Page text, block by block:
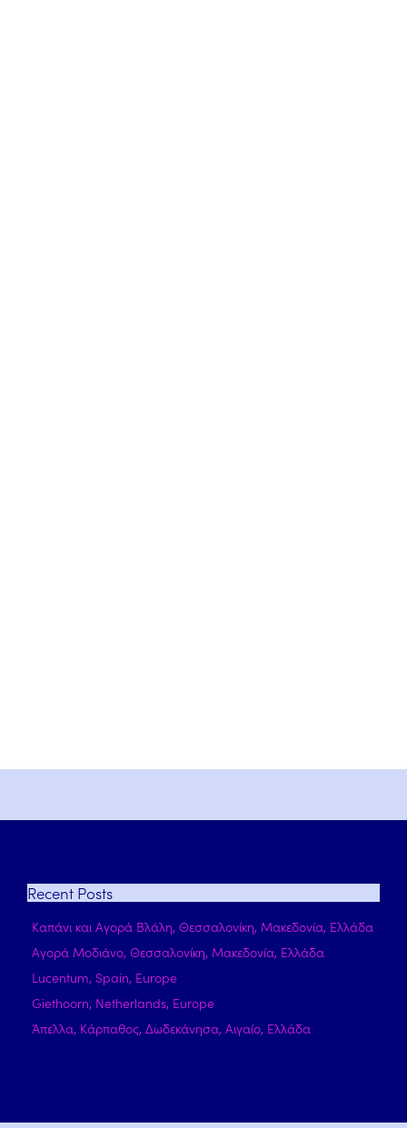
Recent Posts
Καπάνι και Αγορά Βλάλη, Θεσσαλονίκη, Μακεδονία, Ελλάδα
Αγορά Μοδιάνο, Θεσσαλονίκη, Μακεδονία, Ελλάδα
Lucentum, Spain, Europe
Giethoorn, Netherlands, Europe
Άπελλα, Κάρπαθος, Δωδεκάνησα, Αιγαίο, Ελλάδα